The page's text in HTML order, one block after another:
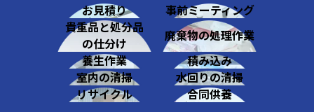
お見積り
事前ミーティング
貴重品と処分品
の仕分け
廃棄物の処理作業
養生作業
積み込み
室内の清掃
水回りの清掃
リサイクル
合同供養